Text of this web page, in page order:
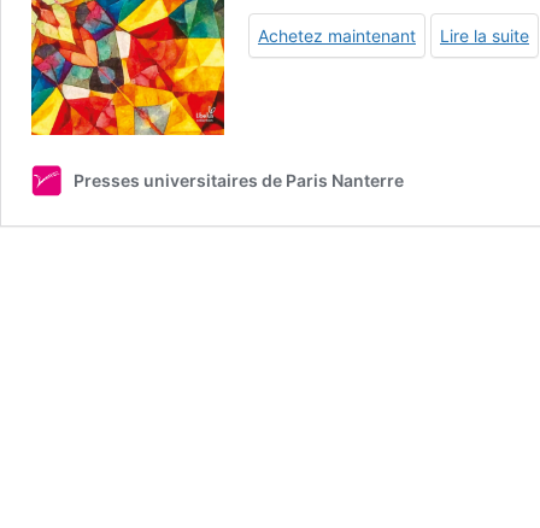
Achetez maintenant Lire la suite
Presses universitaires de Paris Nanterre